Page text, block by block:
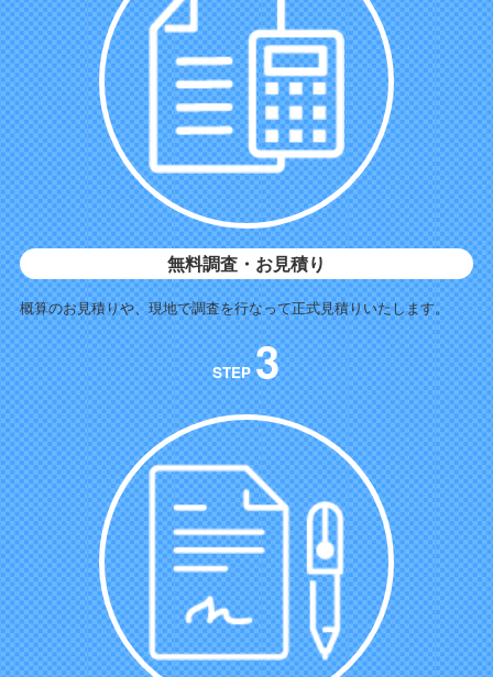
無料調査・お見積り
概算のお見積りや、現地で調査を行なって正式見積りいたします。
STEP3